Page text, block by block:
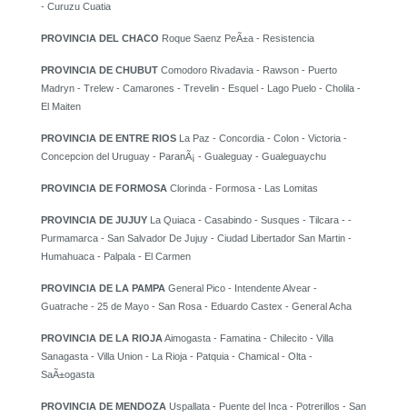
- Curuzu Cuatia
PROVINCIA DEL CHACO Roque Saenz PeÃ±a - Resistencia
PROVINCIA DE CHUBUT Comodoro Rivadavia - Rawson - Puerto
Madryn - Trelew - Camarones - Trevelin - Esquel - Lago Puelo - Cholila -
El Maiten
PROVINCIA DE ENTRE RIOS La Paz - Concordia - Colon - Victoria -
Concepcion del Uruguay - ParanÃ¡ - Gualeguay - Gualeguaychu
PROVINCIA DE FORMOSA Clorinda - Formosa - Las Lomitas
PROVINCIA DE JUJUY La Quiaca - Casabindo - Susques - Tilcara - -
Purmamarca - San Salvador De Jujuy - Ciudad Libertador San Martin -
Humahuaca - Palpala - El Carmen
PROVINCIA DE LA PAMPA General Pico - Intendente Alvear -
Guatrache - 25 de Mayo - San Rosa - Eduardo Castex - General Acha
PROVINCIA DE LA RIOJAAimogasta - Famatina - Chilecito - Villa
Sanagasta - Villa Union - La Rioja - Patquia - Chamical - Olta -
SaÃ±ogasta
PROVINCIA DE MENDOZA Uspallata - Puente del Inca - Potrerillos - San